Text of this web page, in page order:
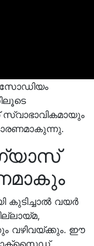
സോഡിയം
കുടിച്ചാൽ വയർ
വഴിവയ്ക്കും. ഈ
ഓക്സൈഡ്